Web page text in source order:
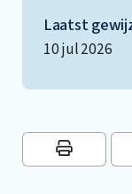
Laatst
10 jul 2026